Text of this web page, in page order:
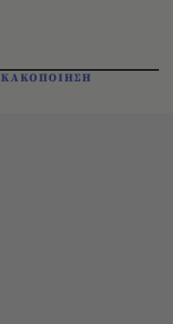
ΚΑΚΟΠΟΙΗΣΗ